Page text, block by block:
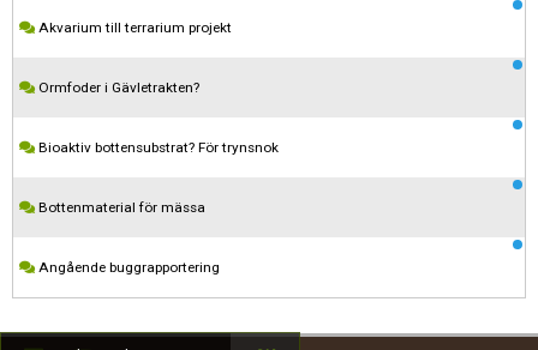
Akvarium till terrarium projekt
Ormfoder i Gävletrakten?
Bioaktiv bottensubstrat? För trynsnok
Bottenmaterial för mässa
Angående buggrapportering